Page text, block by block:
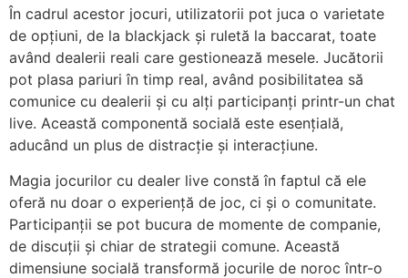
În cadrul acestor jocuri, utilizatorii pot juca o varietate
de opțiuni, de la blackjack și ruletă la baccarat, toate
având dealerii reali care gestionează mesele. Jucătorii
pot plasa pariuri în timp real, având posibilitatea să
comunice cu dealerii și cu alți participanți printr-un chat
live. Această componentă socială este esențială,
aducând un plus de distracție și interacțiune.
Magia jocurilor cu dealer live constă în faptul că ele
oferă nu doar o experiență de joc, ci și o comunitate.
Participanții se pot bucura de momente de companie,
de discuții și chiar de strategii comune. Această
dimensiune socială transformă jocurile de noroc într-o